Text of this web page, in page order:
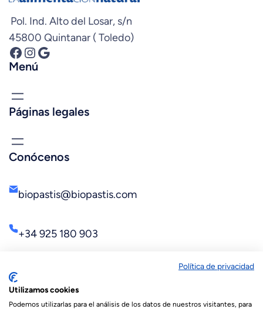
Pol. Ind. Alto del Losar, s/n
45800 Quintanar ( Toledo)
Facebook InstagramGoogle
Menú
Páginas legales
Conócenos
biopastis@biopastis.com
+34 925 180 903
Política de privacidad
Utilizamos cookies
Podemos utilizarlas para el análisis de los datos de nuestros visitantes, para